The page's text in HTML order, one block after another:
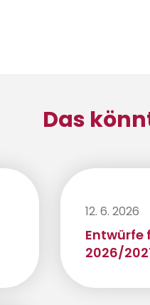
Das
12. 6. 2026
Entwürfe
2026/